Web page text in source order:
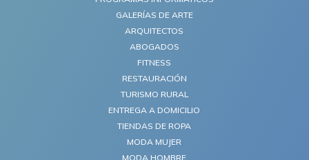
GALERÍAS DE ARTE
ARQUITECTOS
ABOGADOS
FITNESS
RESTAURACIÓN
TURISMO RURAL
ENTREGA A DOMICILIO
TIENDAS DE ROPA
MODA MUJER
MODA HOMBRE